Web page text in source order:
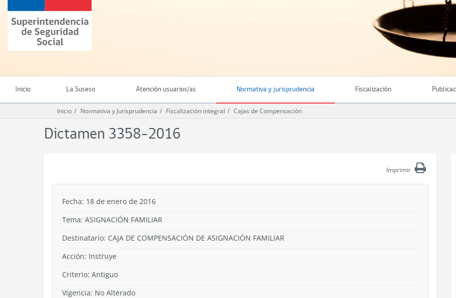
contenido
principal
Superintendencia
de
Seguridad
(SUSESO)
Chile
Inicio La Suseso Atención usuarios/as Normativa y jurisprudencia Fiscalización
Inicio Normativa y Jurisprudencia Fiscalización integral Cajas de Compensación
Dictamen 3358-2016
Imprimir
Fecha: 18 de enero de 2016
Tema: ASIGNACIÓN FAMILIAR
Destinatario: CAJA DE COMPENSACIÓN DE ASIGNACIÓN FAMILIAR
Acción: Instruye
Criterio: Antiguo
Vigencia: No Alterado